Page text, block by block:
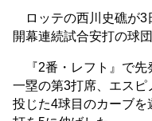
ロッテの西川史礁が3
開幕連続試合安打の球
『2番・レフト』で先
一塁の第3打席、エスピ
投じた4球目のカーブ